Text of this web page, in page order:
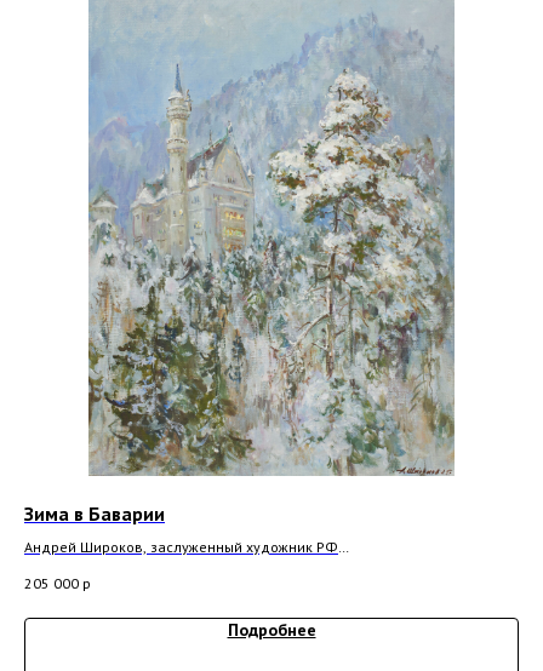
Зима в Баварии
Андрей Широков, заслуженный художник РФ
205 000 р
Подробнее